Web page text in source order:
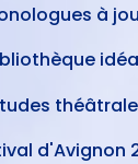
à
d'Avignon